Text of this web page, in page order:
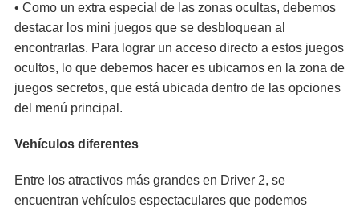
• Como un extra especial de las zonas ocultas, debemos
destacar los mini juegos que se desbloquean al
encontrarlas. Para lograr un acceso directo a estos juegos
ocultos, lo que debemos hacer es ubicarnos en la zona de
juegos secretos, que está ubicada dentro de las opciones
del menú principal.
Vehículos diferentes
Entre los atractivos más grandes en Driver 2, se
encuentran vehículos espectaculares que podemos